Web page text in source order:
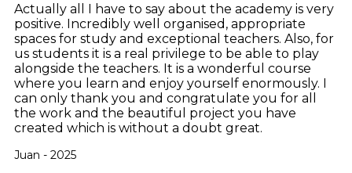
Actually all I have to say about the academy is very
positive. Incredibly well organised, appropriate
spaces for study and exceptional teachers. Also, for
us students it is a real privilege to be able to play
alongside the teachers. It is a wonderful course
where you learn and enjoy yourself enormously. I
can only thank you and congratulate you for all
the work and the beautiful project you have
created which is without a doubt great.
Juan - 2025